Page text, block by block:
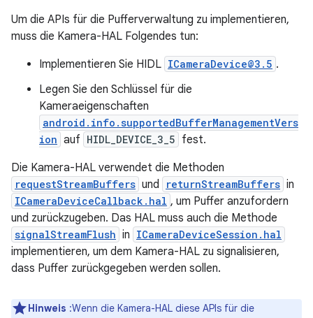
Um die APIs für die Pufferverwaltung zu implementieren,
muss die Kamera-HAL Folgendes tun:
Implementieren Sie HIDL ICameraDevice@3.5 .
Legen Sie den Schlüssel für die
Kameraeigenschaften
android.info.supportedBufferManagementVers
ion auf HIDL_DEVICE_3_5 fest.
Die Kamera-HAL verwendet die Methoden
requestStreamBuffers und returnStreamBuffers in
ICameraDeviceCallback.hal , um Puffer anzufordern
und zurückzugeben. Das HAL muss auch die Methode
signalStreamFlush in ICameraDeviceSession.hal
implementieren, um dem Kamera-HAL zu signalisieren,
dass Puffer zurückgegeben werden sollen.
Hinweis :Wenn die Kamera-HAL diese APIs für die